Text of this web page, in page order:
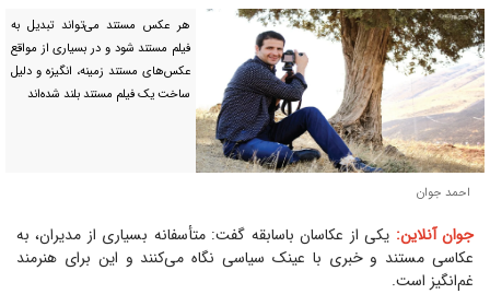
هر عکس مستند می‌تواند تبدیل به
فیلم مستند شود و در بسیاری از مواقع
عکس‌های مستند زمینه، انگیزه و دلیل
ساخت یک فیلم مستند بلند شده‌اند
احمد جوان
جوان آنلاین: یکی از عکاسان باسابقه گفت: متأسفانه بسیاری از مدیران، به
عکاسی مستند و خبری با عینک سیاسی نگاه می‌کنند و این برای هنرمند
غم‌انگیز است.